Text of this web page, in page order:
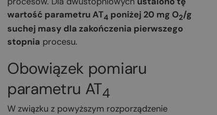
wartość parametru AT4 poniżej 20 mg O2/g
suchej masy dla zakończenia pierwszego
stopnia procesu.
Obowiązek pomiaru
parametru AT4
W związku z powyższym rozporządzenie